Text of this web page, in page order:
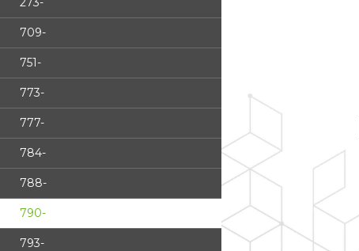
709-
751-
773-
777-
784-
788-
790-
793-